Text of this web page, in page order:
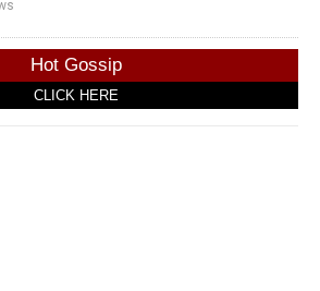
Hot Gossip
CLICK HERE